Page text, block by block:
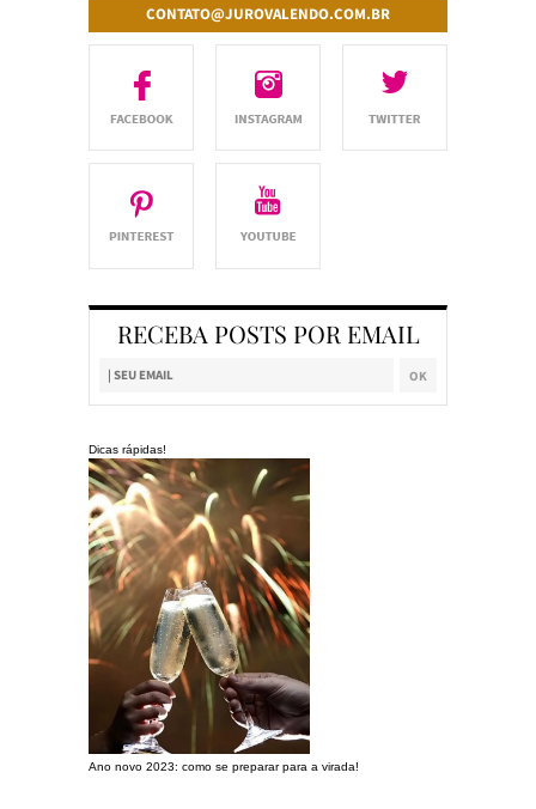
CONTATO@JUROVALENDO.COM.BR
RECEBA POSTS POR EMAIL
Dicas rápidas!
Ano novo 2023: como se preparar para a virada!